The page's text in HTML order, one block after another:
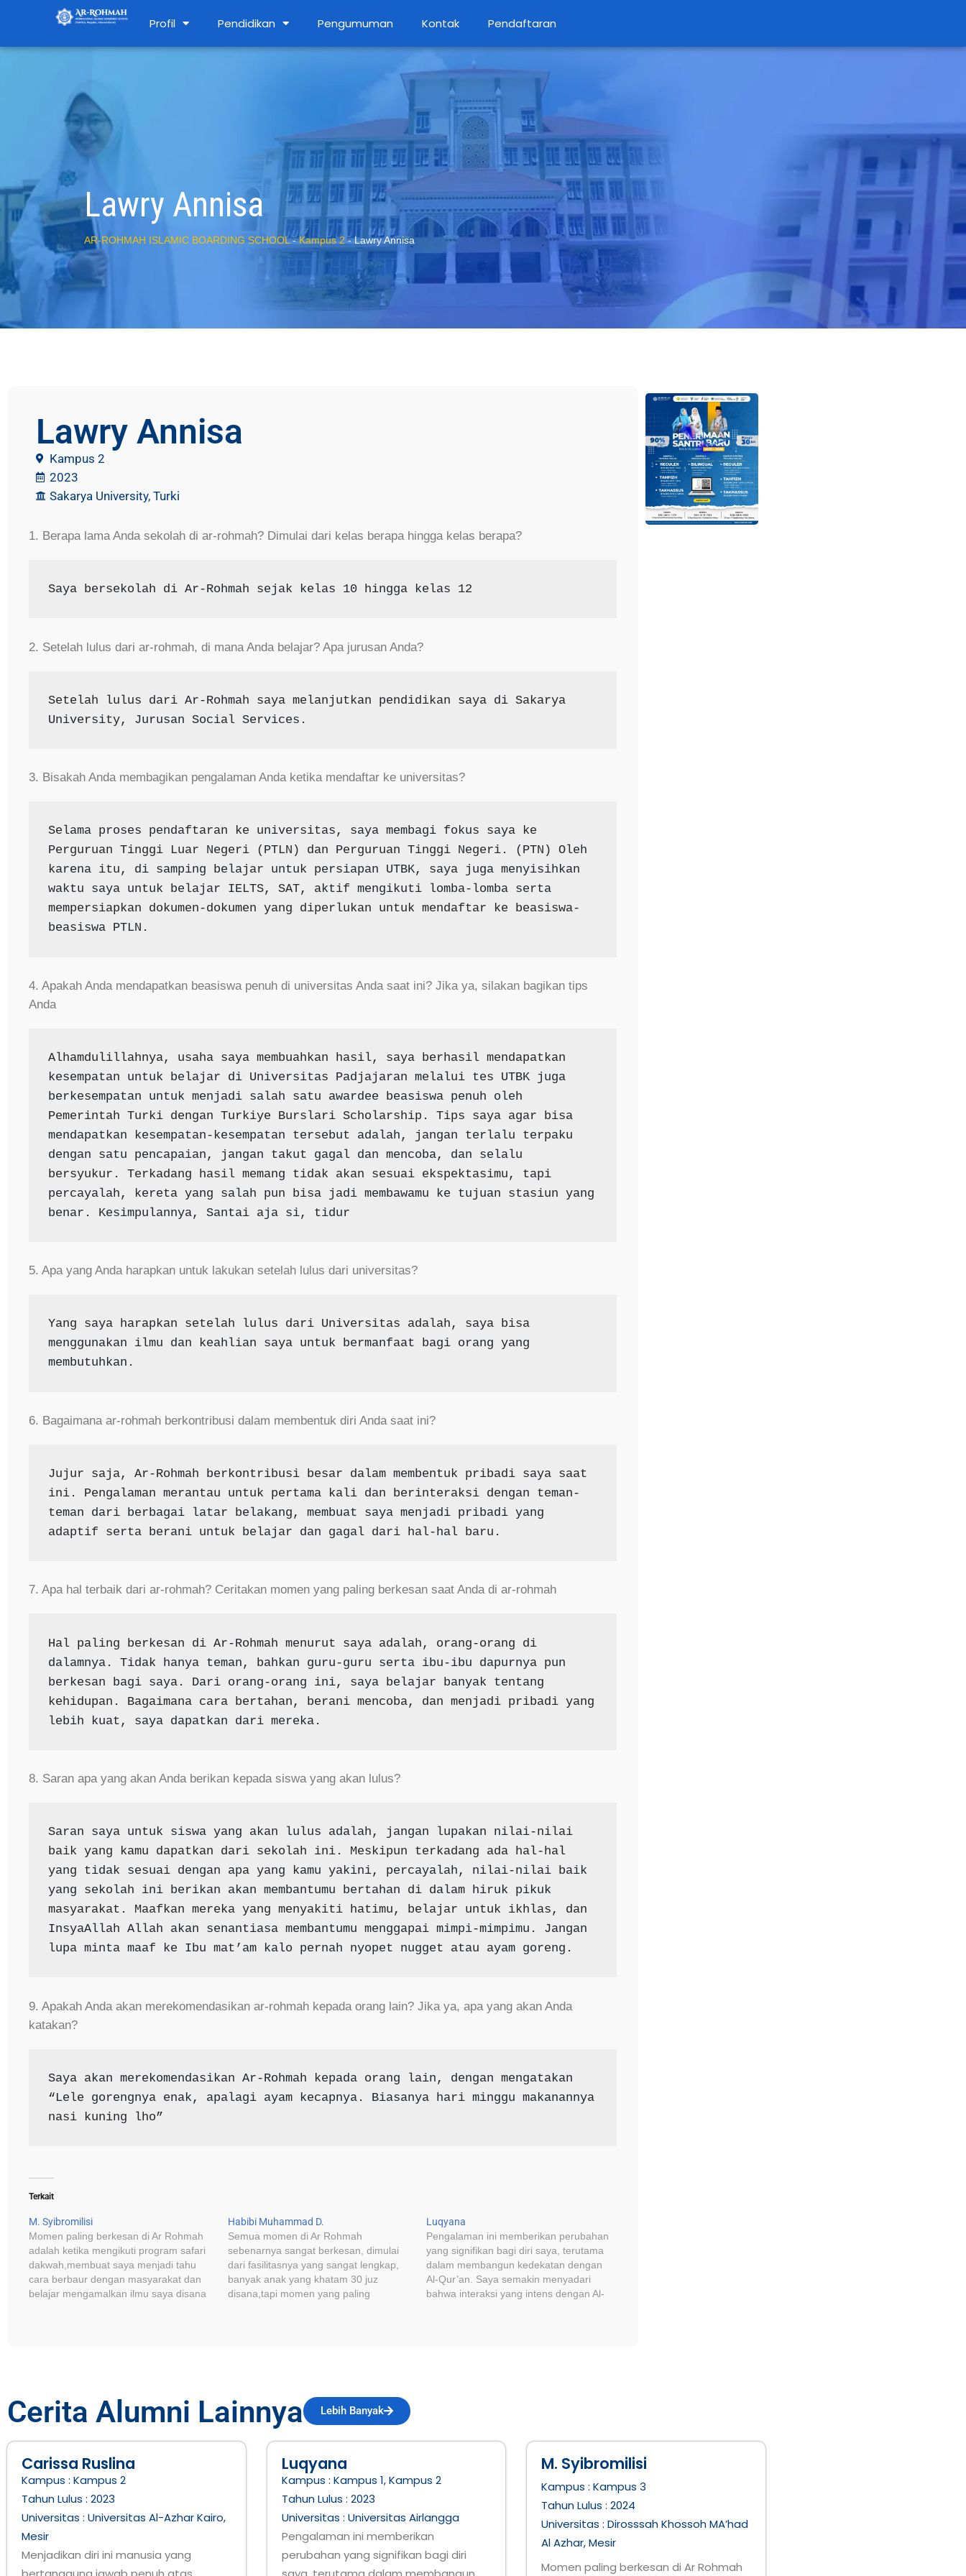
Profil Pendidikan Pengumuman Kontak Pendaftaran
Lawry Annisa
AR-ROHMAH ISLAMIC BOARDING SCHOOL-Kampus 2 -Lawry Annisa
Lawry Annisa
Kampus 2
2023
Sakarya University, Turki
1. Berapa lama Anda sekolah di ar-rohmah? Dimulai dari kelas berapa hingga kelas berapa?
Saya bersekolah di Ar-Rohmah sejak kelas 10 hingga kelas 12
2. Setelah lulus dari ar-rohmah, di mana Anda belajar? Apa jurusan Anda?
Setelah lulus dari Ar-Rohmah saya melanjutkan pendidikan saya di Sakarya
University, Jurusan Social Services.
3. Bisakah Anda membagikan pengalaman Anda ketika mendaftar ke universitas?
Selama proses pendaftaran ke universitas, saya membagi fokus saya ke
Perguruan Tinggi Luar Negeri (PTLN) dan Perguruan Tinggi Negeri. (PTN) Oleh
karena itu, di samping belajar untuk persiapan UTBK, saya juga menyisihkan
waktu saya untuk belajar IELTS, SAT, aktif mengikuti lomba-lomba serta
mempersiapkan dokumen-dokumen yang diperlukan untuk mendaftar ke beasiswa-
beasiswa PTLN.
4. Apakah Anda mendapatkan beasiswa penuh di universitas Anda saat ini? Jika ya, silakan bagikan tips
Anda
Alhamdulillahnya, usaha saya membuahkan hasil, saya berhasil mendapatkan
kesempatan untuk belajar di Universitas Padjajaran melalui tes UTBK juga
berkesempatan untuk menjadi salah satu awardee beasiswa penuh oleh
Pemerintah Turki dengan Turkiye Burslari Scholarship. Tips saya agar bisa
mendapatkan kesempatan-kesempatan tersebut adalah, jangan terlalu terpaku
dengan satu pencapaian, jangan takut gagal dan mencoba, dan selalu
bersyukur. Terkadang hasil memang tidak akan sesuai ekspektasimu, tapi
percayalah, kereta yang salah pun bisa jadi membawamu ke tujuan stasiun yang
benar. Kesimpulannya, Santai aja si, tidur
5. Apa yang Anda harapkan untuk lakukan setelah lulus dari universitas?
Yang saya harapkan setelah lulus dari Universitas adalah, saya bisa
menggunakan ilmu dan keahlian saya untuk bermanfaat bagi orang yang
membutuhkan.
6. Bagaimana ar-rohmah berkontribusi dalam membentuk diri Anda saat ini?
Jujur saja, Ar-Rohmah berkontribusi besar dalam membentuk pribadi saya saat
ini. Pengalaman merantau untuk pertama kali dan berinteraksi dengan teman-
teman dari berbagai latar belakang, membuat saya menjadi pribadi yang
adaptif serta berani untuk belajar dan gagal dari hal-hal baru.
7. Apa hal terbaik dari ar-rohmah? Ceritakan momen yang paling berkesan saat Anda di ar-rohmah
Hal paling berkesan di Ar-Rohmah menurut saya adalah, orang-orang di
dalamnya. Tidak hanya teman, bahkan guru-guru serta ibu-ibu dapurnya pun
berkesan bagi saya. Dari orang-orang ini, saya belajar banyak tentang
kehidupan. Bagaimana cara bertahan, berani mencoba, dan menjadi pribadi yang
lebih kuat, saya dapatkan dari mereka.
8. Saran apa yang akan Anda berikan kepada siswa yang akan lulus?
Saran saya untuk siswa yang akan lulus adalah, jangan lupakan nilai-nilai
baik yang kamu dapatkan dari sekolah ini. Meskipun terkadang ada hal-hal
yang tidak sesuai dengan apa yang kamu yakini, percayalah, nilai-nilai baik
yang sekolah ini berikan akan membantumu bertahan di dalam hiruk pikuk
masyarakat. Maafkan mereka yang menyakiti hatimu, belajar untuk ikhlas, dan
InsyaAllah Allah akan senantiasa membantumu menggapai mimpi-mimpimu. Jangan
lupa minta maaf ke Ibu mat’am kalo pernah nyopet nugget atau ayam goreng.
9. Apakah Anda akan merekomendasikan ar-rohmah kepada orang lain? Jika ya, apa yang akan Anda
katakan?
Saya akan merekomendasikan Ar-Rohmah kepada orang lain, dengan mengatakan
“Lele gorengnya enak, apalagi ayam kecapnya. Biasanya hari minggu makanannya
nasi kuning lho”
Terkait
M. Syibromilisi
Momen paling berkesan di Ar Rohmah
adalah ketika mengikuti program safari
dakwah,membuat saya menjadi tahu
cara berbaur dengan masyarakat dan
belajar mengamalkan ilmu saya disana
Habibi Muhammad D.
Semua momen di Ar Rohmah
sebenarnya sangat berkesan, dimulai
dari fasilitasnya yang sangat lengkap,
banyak anak yang khatam 30 juz
disana,tapi momen yang paling
Luqyana
Pengalaman ini memberikan perubahan
yang signifikan bagi diri saya, terutama
dalam membangun kedekatan dengan
Al-Qur’an. Saya semakin menyadari
bahwa interaksi yang intens dengan Al-
Cerita Alumni Lainnya Lebih Banyak
Carissa Ruslina
Kampus : Kampus 2
Tahun Lulus : 2023
Universitas : Universitas Al-Azhar Kairo,
Mesir
Menjadikan diri ini manusia yang
Luqyana
Kampus : Kampus 1,Kampus 2
Tahun Lulus : 2023
Universitas : Universitas Airlangga
Pengalaman ini memberikan
perubahan yang signifikan bagi diri
M. Syibromilisi
Kampus :Kampus 3
Tahun Lulus :2024
Universitas :Dirosssah Khossoh MA’had
Al Azhar, Mesir
Momen paling berkesan di Ar Rohmah